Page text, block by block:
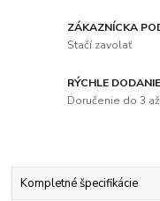
ZÁKAZNÍCKA
Stačí zavolať
RÝCHLE DODANIE
Doručenie do 3
Kompletné špecifikácie